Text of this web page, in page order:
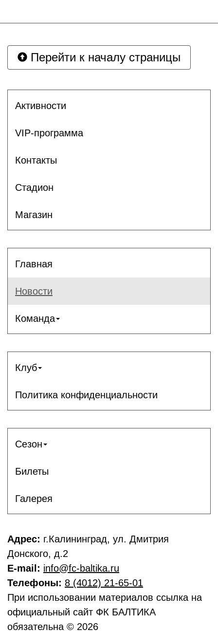
Перейти к началу страницы
Активности
VIP-программа
Контакты
Стадион
Магазин
Главная
Новости
Команда
Клуб
Политика конфиденциальности
Сезон
Билеты
Галерея
Адрес: г.Калининград, ул. Дмитрия
Донского, д.2
E-mail: info@fc-baltika.ru
Телефоны: 8 (4012) 21-65-01
При использовании материалов ссылка на
официальный сайт ФК БАЛТИКА
обязательна © 2026